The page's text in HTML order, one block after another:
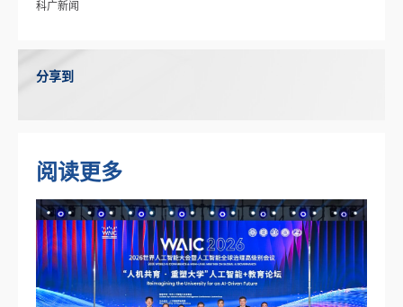
科广新闻
分享到
阅读更多